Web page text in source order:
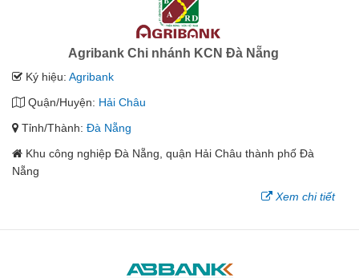
Agribank Chi nhánh KCN Đà Nẵng
Ký hiệu: Agribank
Quận/Huyện: Hải Châu
Tỉnh/Thành: Đà Nẵng
Khu công nghiệp Đà Nẵng, quận Hải Châu thành phố Đà
Nẵng
Xem chi tiết